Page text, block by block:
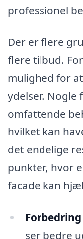
professionel
Der er flere
flere tilbud.
mulighed for
ydelser. Nogle
omfattende
hvilket kan
det endelige
punkter, hvor
facade kan
ser bedre